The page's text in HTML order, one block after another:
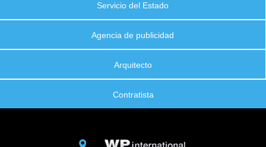
Servicio del Estado
Agencia de publicidad
Arquitecto
Contratista